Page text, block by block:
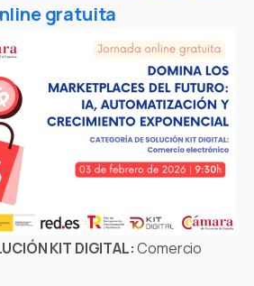
gratuita
KIT DIGITAL:Comercio